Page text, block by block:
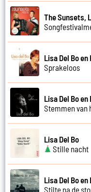
The Sunsets,
Lisa Del Bo
Sprakeloos
Lisa Del Bo
Stemmen van
Lisa Del Bo
Stille nacht
Lisa Del Bo en
Stilte na de